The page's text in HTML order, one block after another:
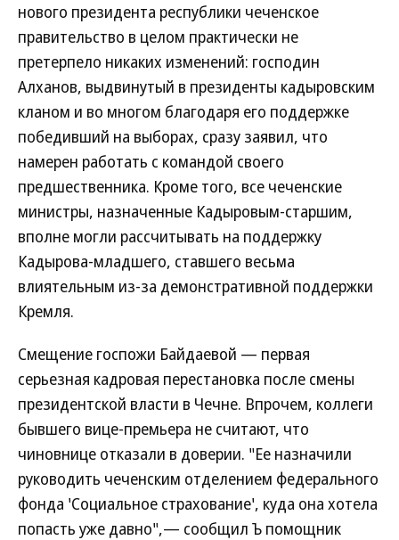
нового президента республики чеченское
правительство в целом практически не
претерпело никаких изменений: господин
Алханов, выдвинутый в президенты кадыровским
кланом и во многом благодаря его поддержке
победивший на выборах, сразу заявил, что
намерен работать с командой своего
предшественника. Кроме того, все чеченские
министры, назначенные Кадыровым-старшим,
вполне могли рассчитывать на поддержку
Кадырова-младшего, ставшего весьма
влиятельным из-за демонстративной поддержки
Кремля.
Смещение госпожи Байдаевой — первая
серьезная кадровая перестановка после смены
президентской власти в Чечне. Впрочем, коллеги
бывшего вице-премьера не считают, что
чиновнице отказали в доверии. "Ее назначили
руководить чеченским отделением федерального
фонда 'Социальное страхование', куда она хотела
попасть уже давно",— сообщил Ъ помощник